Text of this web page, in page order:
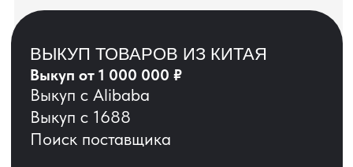
ОСТАВЬТЕ ЗАЯВКУ
Мы вернёмся с расчётом и фото после
технической проверки